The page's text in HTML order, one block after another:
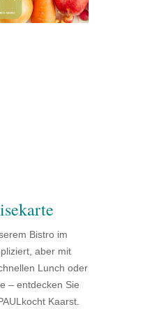
Bistro im
aber mit
Lunch oder
– entdecken Sie
Kaarst.